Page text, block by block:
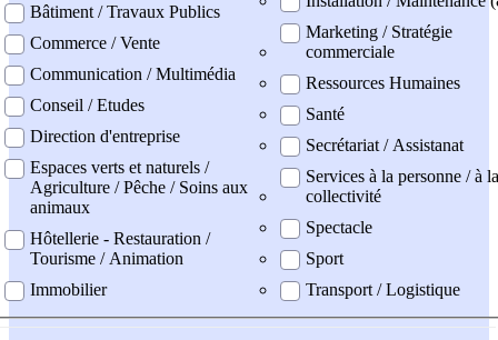
Bâtiment / Travaux Publics
Commerce / Vente
Communication / Multimédia
Conseil / Etudes
Direction d'entreprise
Espaces verts et naturels /
Agriculture / Pêche / Soins aux
animaux
Hôtellerie - Restauration /
Tourisme / Animation
Immobilier
Marketing / Stratégie
commerciale
Ressources Humaines
Santé
Secrétariat / Assistanat
Services à la personne / à la
collectivité
Spectacle
Sport
Transport / Logistique